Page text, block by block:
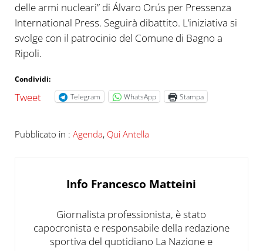
delle armi nucleari” di Álvaro Orús per Pressenza
International Press. Seguirà dibattito. L’iniziativa si
svolge con il patrocinio del Comune di Bagno a
Ripoli.
Condividi:
Tweet Telegram WhatsApp Stampa
Pubblicato in : Agenda, Qui Antella
Info Francesco Matteini
Giornalista professionista, è stato
capocronista e responsabile della redazione
sportiva del quotidiano La Nazione e